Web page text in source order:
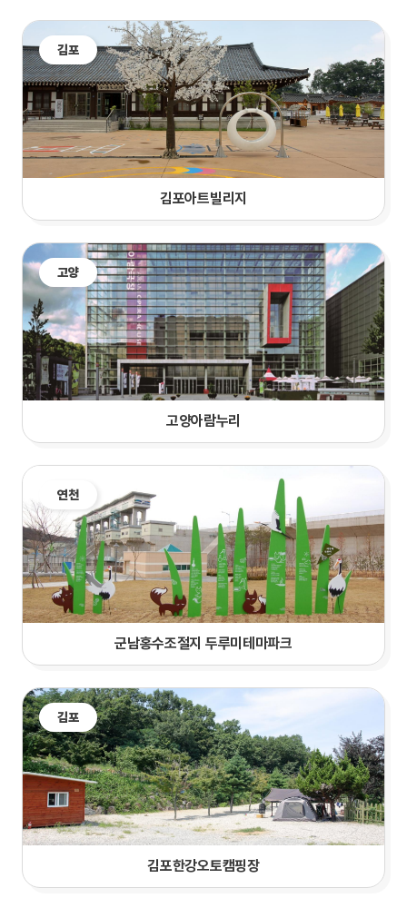
김포
김포아트빌리지
고양
고양아람누리
연천
군남홍수조절지 두루미테마파크
김포
김포한강오토캠핑장